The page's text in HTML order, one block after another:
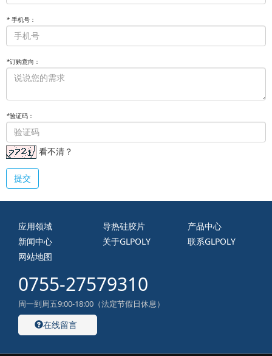
* 手机号：
*订购意向：
*验证码：
看不清？
提交
应用领域 导热硅胶片
产品中心
新闻中心
关于GLPOLY
联系GLPOLY
网站地图
0755-27579310
周一到周五9:00-18:00（法定节假日休息）
在线留言